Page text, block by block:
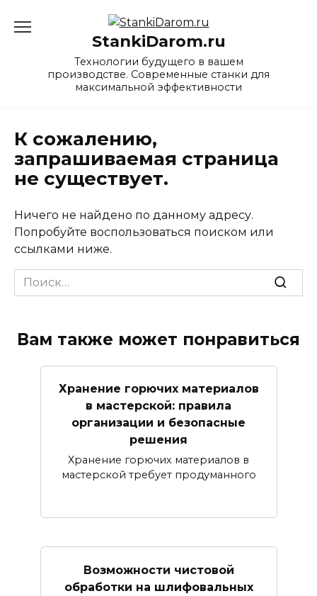
StankiDarom.ru
Технологии будущего в вашем
производстве. Современные станки для
максимальной эффективности
К сожалению,
запрашиваемая страница
не существует.
Ничего не найдено по данному адресу.
Попробуйте воспользоваться поиском или
ссылками ниже.
Search
for:
Вам также может понравиться
Хранение горючих материалов
в мастерской: правила
организации и безопасные
решения
Хранение горючих материалов в
мастерской требует продуманного
Возможности чистовой
обработки на шлифовальных